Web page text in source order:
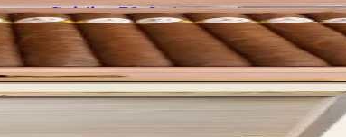
Cohiba 30 Aniversario -